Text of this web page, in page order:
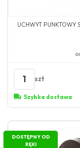
UCHWYT
1 szt
Szybka dostawa
DOSTĘPNY OD
RĘKI